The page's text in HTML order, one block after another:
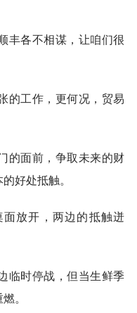
各不相谋，让咱们很
工作，更何况，贸易
面前，争取未来的财
好处抵触。
放开，两边的抵触迸
时停战，但当生鲜季
。